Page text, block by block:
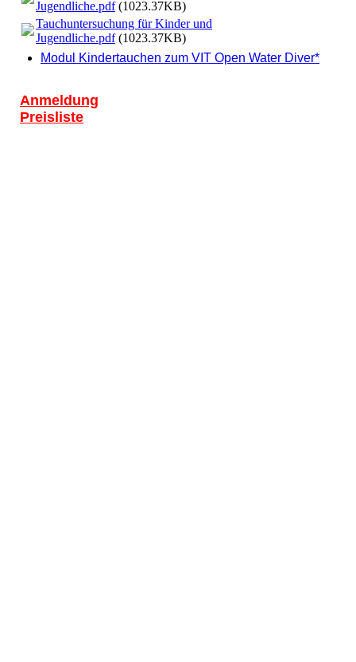
Jugendliche.pdf(1023.37KB)
Tauchuntersuchung für Kinder und
Jugendliche.pdf(1023.37KB)
Modul Kindertauchen zum VIT Open Water Diver*
Anmeldung
Preisliste